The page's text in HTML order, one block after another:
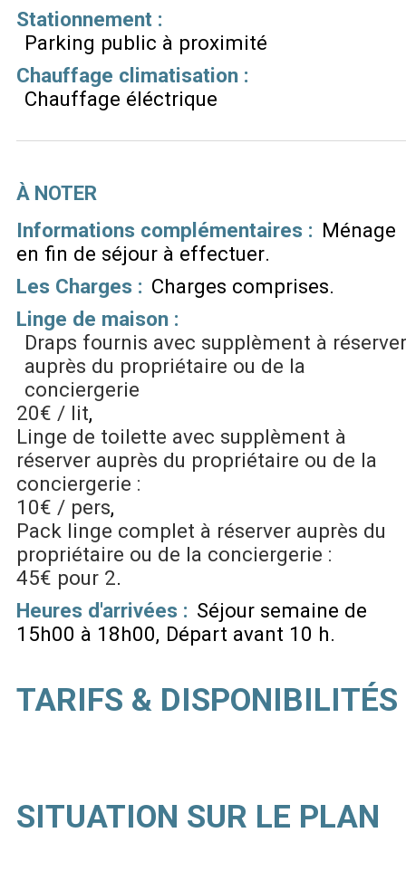
Stationnement :
Parking public à proximité
Chauffage climatisation :
Chauffage éléctrique
À NOTER
Informations complémentaires : Ménage
en fin de séjour à effectuer
Les Charges : Charges comprises
Linge de maison :
Draps fournis avec supplèment à réserver
auprès du propriétaire ou de la
conciergerie
20€ / lit
Linge de toilette avec supplèment à
réserver auprès du propriétaire ou de la
conciergerie :
10€ / pers
Pack linge complet à réserver auprès du
propriétaire ou de la conciergerie :
45€ pour 2
Heures d'arrivées : Séjour semaine de
15h00 à 18h00 Départ avant 10 h
TARIFS & DISPONIBILITÉS
SITUATION SUR LE PLAN